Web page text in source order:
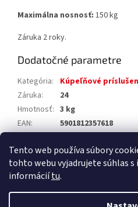
Tento web používa súbory
tohto webu vyjadrujete súhlas s
informáciítu.
Maximálna nosnosť: 150 kg
Záruka 2 roky.
Dodatočné parametre
Kategória:
Kúpeľňové
Záruka:
24
Hmotnosť: 3 kg
EAN:
5901812357618
EAN: 5901812357618